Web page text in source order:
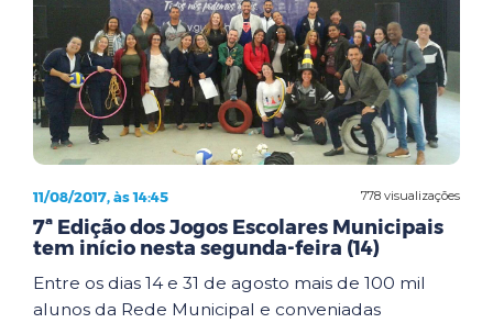
778 visualizações
11/08/2017, às 14:45
7ª Edição dos Jogos Escolares Municipais
tem início nesta segunda-feira (14)
Entre os dias 14 e 31 de agosto mais de 100 mil
alunos da Rede Municipal e conveniadas